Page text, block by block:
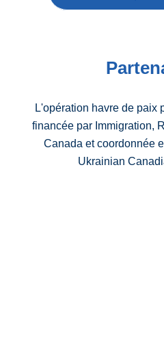
L'opération havre de paix
financée par Immigration,
Canada et coordonnée
Ukrainian